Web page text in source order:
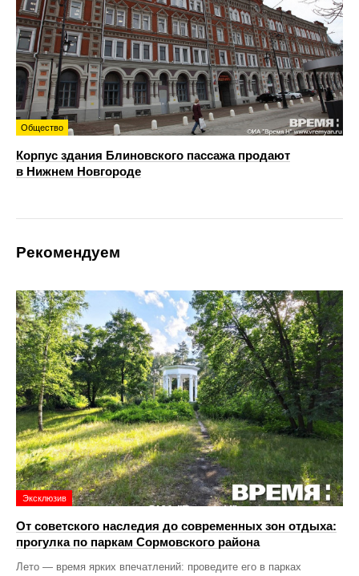
Общество
Корпус здания Блиновского пассажа продают
в Нижнем Новгороде
Рекомендуем
Эксклюзив
От советского наследия до современных зон отдыха:
прогулка по паркам Сормовского района
Лето — время ярких впечатлений: проведите его в парках